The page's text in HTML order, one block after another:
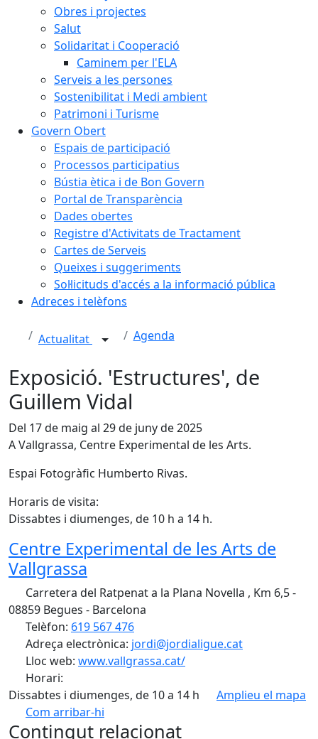
Obres i projectes
Salut
Solidaritat i Cooperació
Caminem per l'ELA
Serveis a les persones
Sostenibilitat i Medi ambient
Patrimoni i Turisme
Govern Obert
Espais de participació
Processos participatius
Bústia ètica i de Bon Govern
Portal de Transparència
Dades obertes
Registre d'Activitats de Tractament
Cartes de Serveis
Queixes i suggeriments
Sol·licituds d'accés a la informació pública
Adreces i telèfons
Actualitat Agenda
Exposició. 'Estructures', de
Guillem Vidal
Del 17 de maig al 29 de juny de 2025
A Vallgrassa, Centre Experimental de les Arts.
Espai Fotogràfic Humberto Rivas.
Horaris de visita:
Dissabtes i diumenges, de 10 h a 14 h.
Centre Experimental de les Arts de
Vallgrassa
Carretera del Ratpenat a la Plana Novella , Km 6,5 -
08859 Begues - Barcelona
Telèfon: 619 567 476
Adreça electrònica: jordi@jordialigue.cat
Lloc web: www.vallgrassa.cat/
Horari:
Dissabtes i diumenges, de 10 a 14 h
Amplieu el mapa
Com arribar-hi
Contingut relacionat